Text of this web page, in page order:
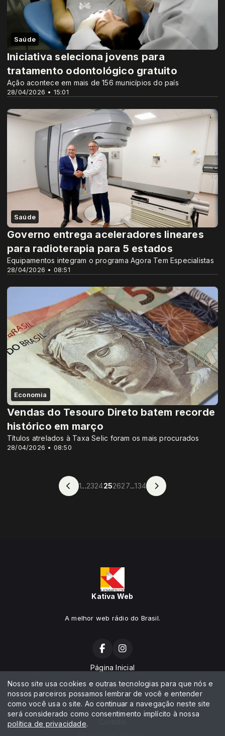
Saúde
28/04/2026 • 15:01
Iniciativa seleciona jovens para
tratamento odontológico gratuito
Ação acontece em mais de 156 municípios do país
Saúde
28/04/2026 • 08:51
Governo entrega aceleradores lineares
para radioterapia para 5 estados
Equipamentos integram o programa Agora Tem Especialistas
Economia
28/04/2026 • 08:50
Vendas do Tesouro Direto batem recorde
histórico em março
Títulos atrelados à Taxa Selic foram os mais procurados
1...2324252627...134
Kativa Web
A melhor web rádio do Brasil.
Página Inicial
Programação
Notícias
Nosso site usa cookies e outras tecnologias para que nós e
nossos parceiros possamos lembrar de você e entender
como você usa o site. Ao continuar a navegação neste site
será considerado como consentimento implícito à nossa
política de privacidade.